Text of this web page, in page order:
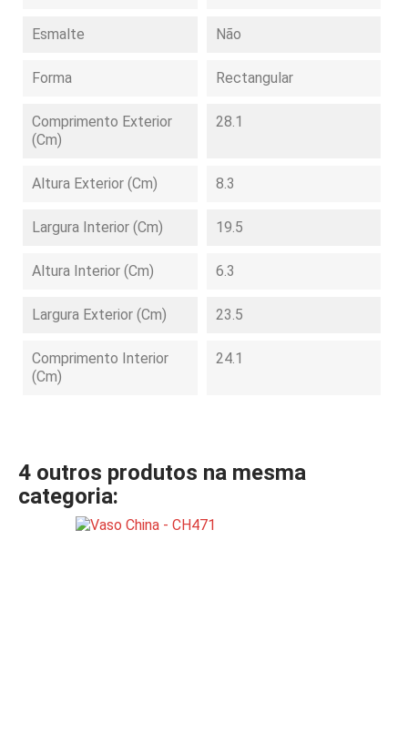
Esmalte Não
Forma Rectangular
Comprimento Exterior
(cm)
28.1
Altura Exterior (cm) 8.3
Largura Interior (cm) 19.5
Altura Interior (cm) 6.3
Largura Exterior (cm) 23.5
Comprimento Interior
(cm)
24.1
4 outros produtos na mesma
categoria: